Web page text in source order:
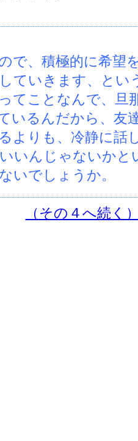
で、積極的に希望
ていきます、とい
てことなんで、旦
いるんだから、友
よりも、冷静に話
いんじゃないかと
いでしょうか。
（その４へ続く